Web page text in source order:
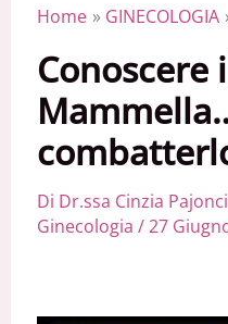
Home GINECOLOGIA
Conoscere
Di Dr.ssa Cinzia
Ginecologia /27